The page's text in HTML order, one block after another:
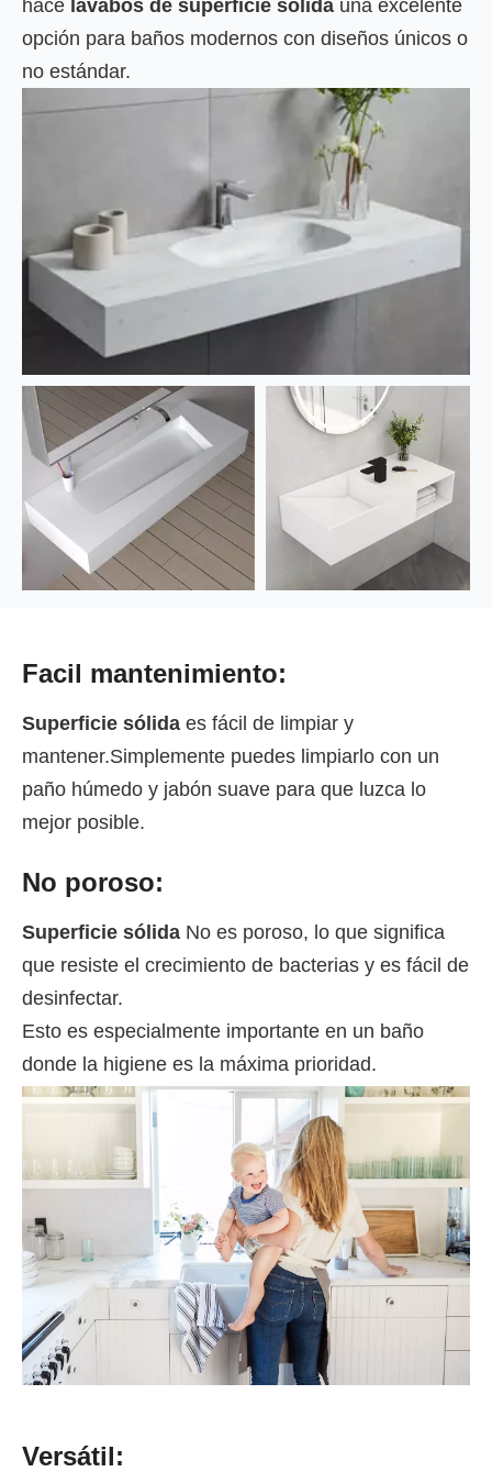
hace lavabos de superficie sólida una excelente
opción para baños modernos con diseños únicos o
no estándar.
Facil mantenimiento:
Superficie sólida es fácil de limpiar y
mantener.Simplemente puedes limpiarlo con un
paño húmedo y jabón suave para que luzca lo
mejor posible.
No poroso:
Superficie sólida No es poroso, lo que significa
que resiste el crecimiento de bacterias y es fácil de
desinfectar.
Esto es especialmente importante en un baño
donde la higiene es la máxima prioridad.
Versátil: